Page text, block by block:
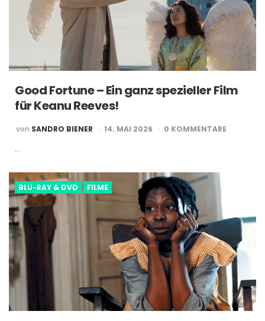
Good Fortune – Ein ganz spezieller Film
für Keanu Reeves!
POSTED
BY
von SANDRO BIENER 14. MAI 2026 0 KOMMENTARE
…
BLU-RAY & DVD FILME